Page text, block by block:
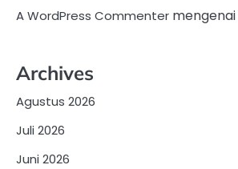
A WordPress Commenter mengenai
Archives
Agustus 2026
Juli 2026
Juni 2026